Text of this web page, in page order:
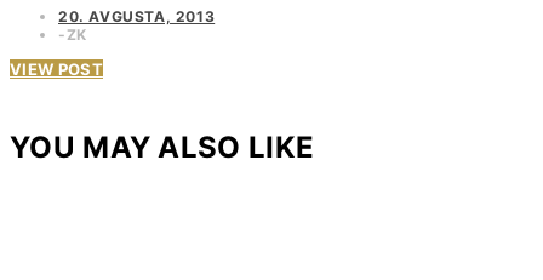
20. AVGUSTA, 2013
ZK
VIEW POST
YOU MAY ALSO LIKE